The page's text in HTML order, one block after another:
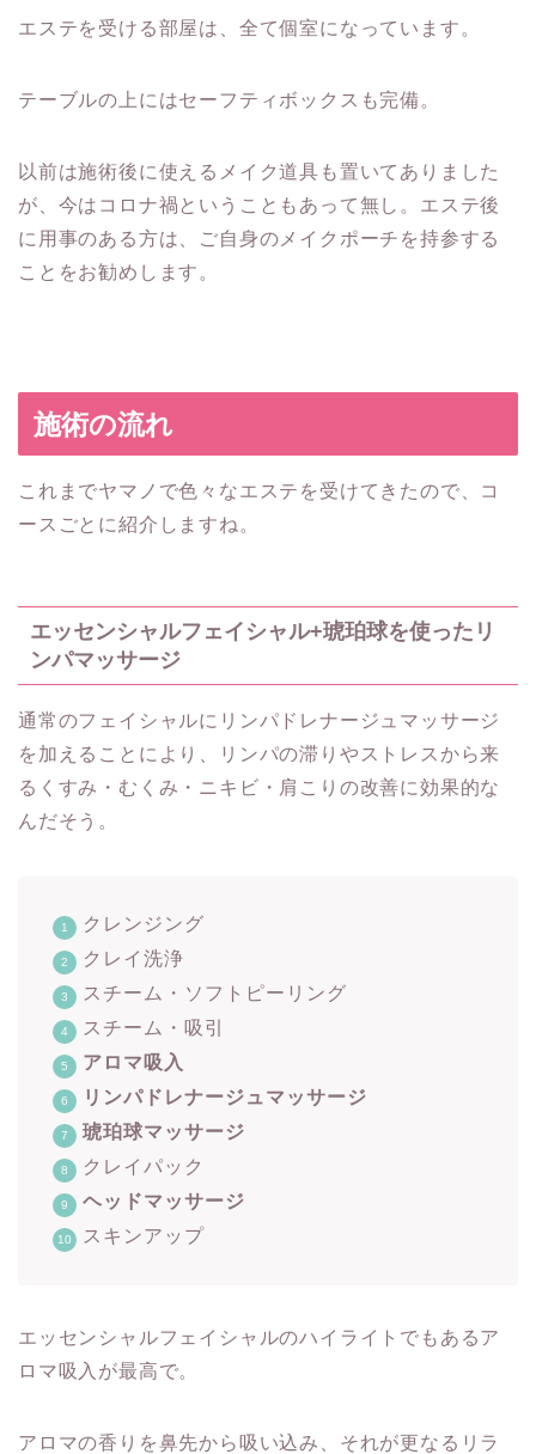
エステを受ける部屋は、全て個室になっています。
テーブルの上にはセーフティボックスも完備。
以前は施術後に使えるメイク道具も置いてありました
が、今はコロナ禍ということもあって無し。エステ後
に用事のある方は、ご自身のメイクポーチを持参する
ことをお勧めします。
施術の流れ
これまでヤマノで色々なエステを受けてきたので、コ
ースごとに紹介しますね。
エッセンシャルフェイシャル+琥珀球を使ったリ
ンパマッサージ
通常のフェイシャルにリンパドレナージュマッサージ
を加えることにより、リンパの滞りやストレスから来
るくすみ・むくみ・ニキビ・肩こりの改善に効果的な
んだそう。
クレンジング
クレイ洗浄
スチーム・ソフトピーリング
スチーム・吸引
アロマ吸入
リンパドレナージュマッサージ
琥珀球マッサージ
クレイパック
ヘッドマッサージ
スキンアップ
エッセンシャルフェイシャルのハイライトでもあるア
ロマ吸入が最高で。
アロマの香りを鼻先から吸い込み、それが更なるリラ